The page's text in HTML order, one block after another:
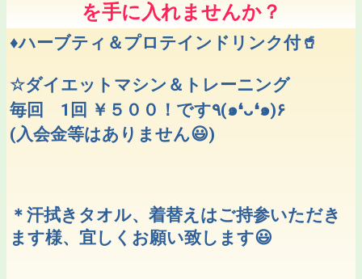
を手に入れませんか？
♦ハーブティ＆プロテインドリンク付🥤
☆ダイエットマシン＆トレーニング
毎回 1回 ￥５００！です٩(๑❛ᴗ❛๑)۶
(入会金等はありません😃)
＊汗拭きタオル、着替えはご持参いただき
ます様、宜しくお願い致します😃